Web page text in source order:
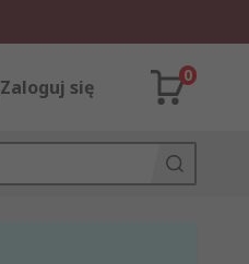
Zaloguj się
0